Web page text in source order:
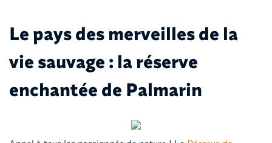
Le pays des merveilles de la
vie sauvage : la réserve
enchantée de Palmarin